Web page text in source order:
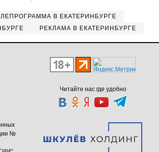
В ЕКАТЕРИНБУРГЕ
РЕКЛАМА В ЕКАТЕРИНБУРГЕ
Читайте нас где удобно
№